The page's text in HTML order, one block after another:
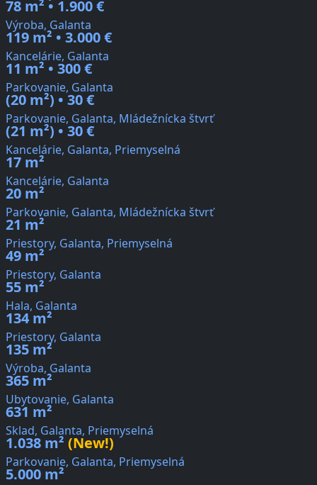
78 m² • 1.900 €
Výroba, Galanta
119 m² • 3.000 €
Kancelárie, Galanta
11 m² • 300 €
Parkovanie, Galanta
(20 m²) • 30 €
Parkovanie, Galanta, Mládežnícka štvrť
(21 m²) • 30 €
Kancelárie, Galanta, Priemyselná
17 m²
Kancelárie, Galanta
20 m²
Parkovanie, Galanta, Mládežnícka štvrť
21 m²
Priestory, Galanta, Priemyselná
49 m²
Priestory, Galanta
55 m²
Hala, Galanta
134 m²
Priestory, Galanta
135 m²
Výroba, Galanta
365 m²
Ubytovanie, Galanta
631 m²
Sklad, Galanta, Priemyselná
1.038 m² (New!)
Parkovanie, Galanta, Priemyselná
5.000 m²